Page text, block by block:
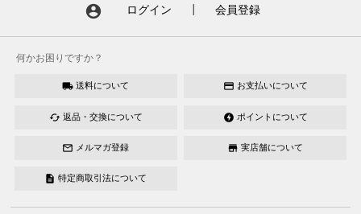
account_circle ログイン 会員登録
何かお困りですか？
local_shipping 送料について credit_card お支払いについて
cached 返品・交換について offline_bolt ポイントについて
mail_outline メルマガ登録 store 実店舗について
description 特定商取引法について